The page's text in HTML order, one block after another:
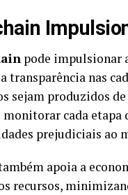
pode impulsionar
transparência nas
sejam produzidos
monitorar cada etapa
prejudiciais ao
apoia a
recursos,